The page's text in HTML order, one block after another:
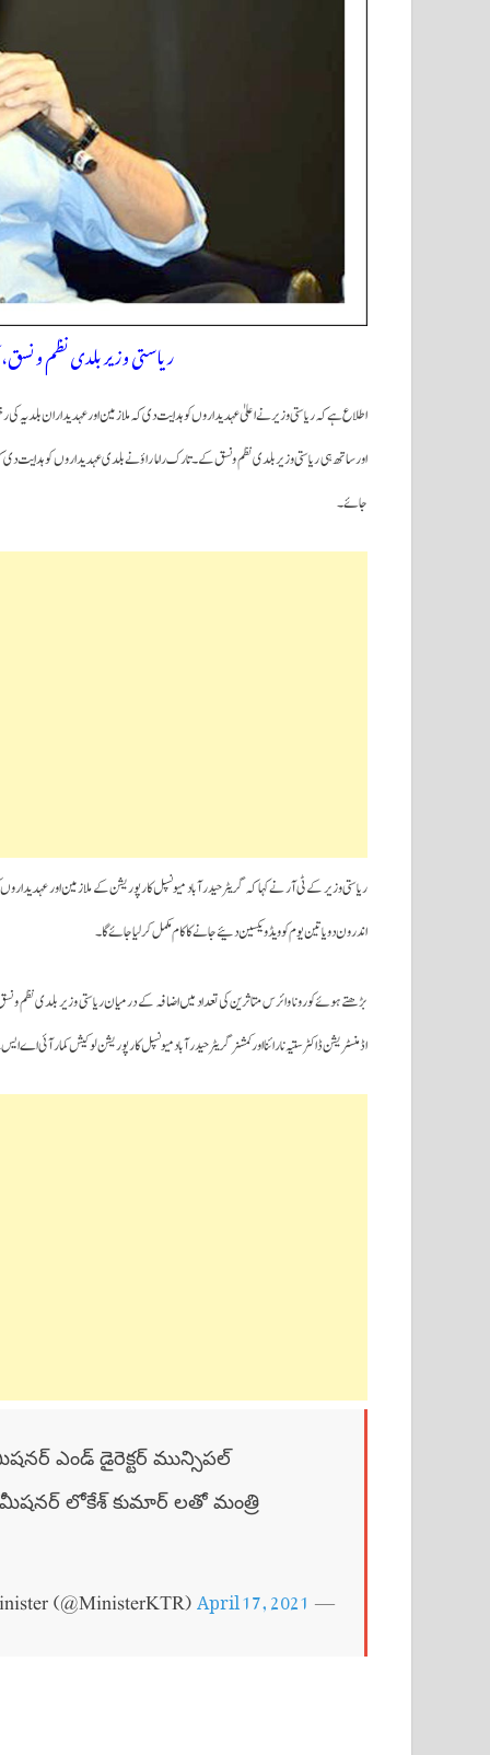
ریاستی وزیر بلدی نظم و
اطلاع ہے کہ ریاستی وزیر نے اعلیٰ عہدیداروں کو ہدایت دی کہ ملازمین او رعہدیداران
اور ساتھ ہی ریاستی وزیر بلدی نظم و نسق کے۔ تارک راما راؤ نے بلدی عہدیداروں کو ہدایت دی
جائے۔
ریاستی وزیر کے ٹی آر نے کہا کہ گریٹر حیدرآباد میونسپل کارپوریشن کے ملازمین اور
اندرون دو یا تین یوم کوویڈ ویکسین دئیے جانے کا کام مکمل کرلیا جائے گا۔
بڑھتے ہوئے کورونا وائرس متاثرین کی تعداد میں اضافہ کے درمیان ریاستی وزیر بلدی نظم و
اڈمنسٹریشن ڈاکٹر ستیہ نارائنا اورکمشنر گریٹر حیدرآباد میونسپل کارپوریشن لوکیش کمار آئی اے
ఎండ్ డైరెక్టర్ మున్సిపల్
లోకేశ్ కుమార్ లతో మంత్రి
— KTR, Former Minister (@MinisterKTR)
April 17, 2021